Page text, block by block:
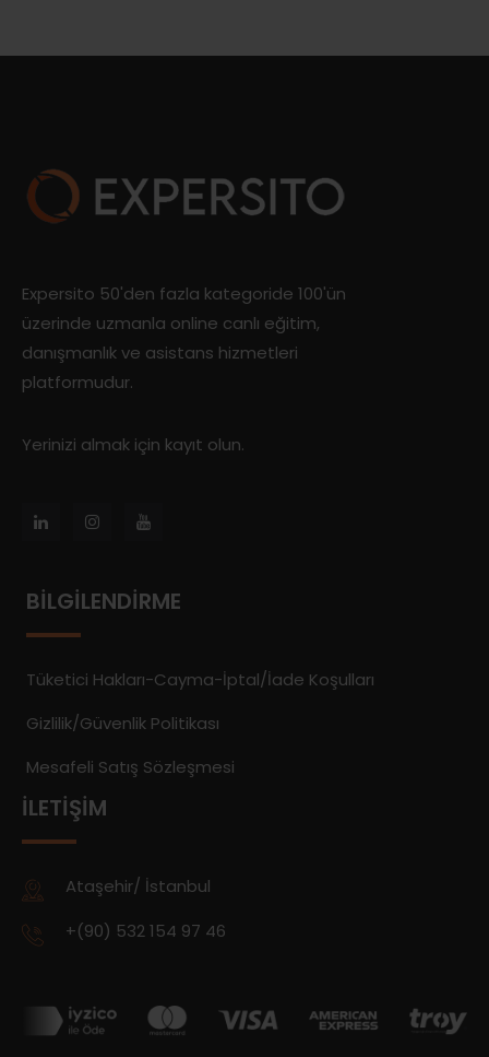
Expersito 50'den fazla kategoride 100'ün
üzerinde uzmanla online canlı eğitim,
danışmanlık ve asistans hizmetleri
platformudur.
Yerinizi almak için kayıt olun.
BILGILENDIRME
Tüketici Hakları-Cayma-İptal/İade Koşulları
Gizlilik/Güvenlik Politikası
Mesafeli Satış Sözleşmesi
İLETIŞIM
Ataşehir/ İstanbul
+(90) 532 154 97 46